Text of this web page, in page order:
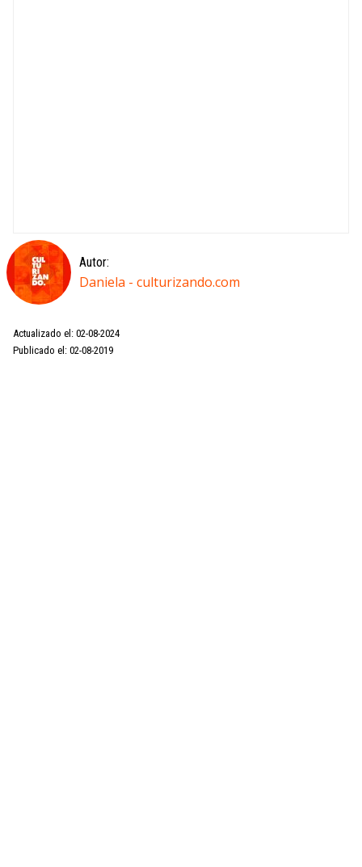
Autor:
Daniela - culturizando.com
Actualizado el: 02-08-2024
Publicado el: 02-08-2019